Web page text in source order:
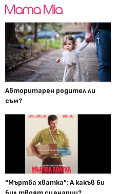
Авторитарен родител ли
съм?
"Мъртва хватка": А какъв би